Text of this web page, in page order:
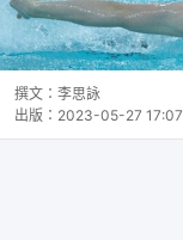
撰文： 李思詠
出版： 2023-05-27 17:07